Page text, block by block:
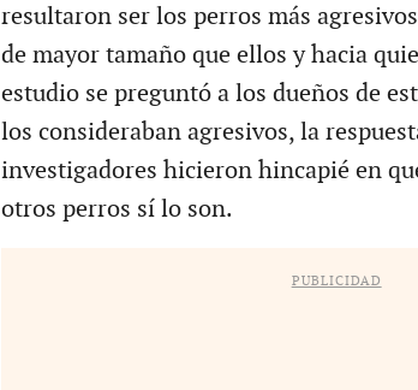
resultaron ser los perros más
de mayor tamaño que ellos y hacia
estudio se preguntó a los dueños de
los consideraban agresivos, la
investigadores hicieron hincapié en
otros perros sí lo son.
PUBLICIDAD